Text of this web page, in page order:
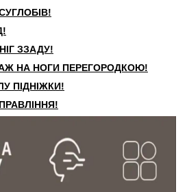
ЗЗАДУ!
НА НОГИ ПЕРЕГОРОДКОЮ!
ПІДНІЖКИ!